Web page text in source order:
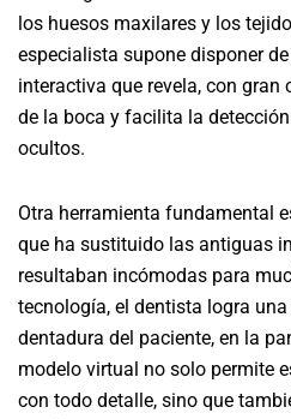
los huesos maxilares y los
especialista supone disponer
interactiva que revela, con gran
de la boca y facilita la
ocultos.
Otra herramienta fundamental
que ha sustituido las antiguas
resultaban incómodas para
tecnología, el dentista logra
dentadura del paciente, en la
modelo virtual no solo permite
con todo detalle, sino que